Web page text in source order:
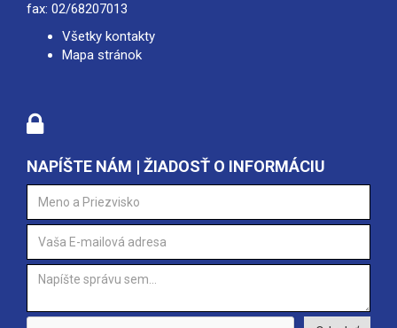
fax: 02/68207013
Všetky kontakty
Mapa stránok
NAPÍŠTE NÁM | ŽIADOSŤ O INFORMÁCIU